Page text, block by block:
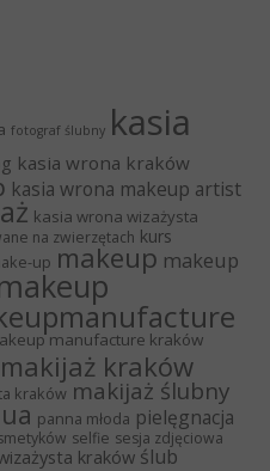
fotograf ślubny kasia
kasia wrona kraków
kasia wrona makeup artist
kasia wrona wizażysta
na zwierzętach kurs
up makeup makeup
manufacture kraków
makijaż kraków
kraków makijaż ślubny
panna młoda pielęgnacja
selfie sesja zdjęciowa
kraków ślub